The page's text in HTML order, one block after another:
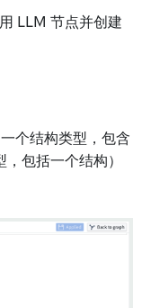
LLM 节点并创建
个结构类型，包含
包括一个结构）